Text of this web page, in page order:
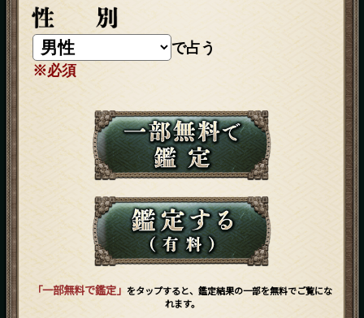
で占う
※必須
「一部無料で鑑定」 をタップすると、鑑定結果の一部を無料でご覧にな
れます。